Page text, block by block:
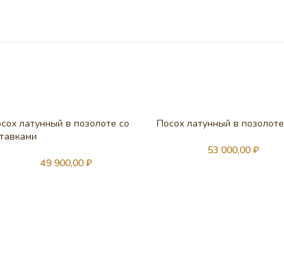
латунный в позолоте со
49 900,00₽
Посох латунный в позолоте
53 000,00₽